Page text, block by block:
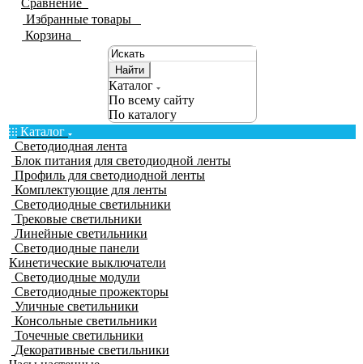
Сравнение
Избранные товары
Корзина
Найти
Каталог
По всему сайту
По каталогу
Каталог
Светодиодная лента
Блок питания для светодиодной ленты
Профиль для светодиодной ленты
Комплектующие для ленты
Светодиодные светильники
Трековые светильники
Линейные светильники
Светодиодные панели
Кинетические выключатели
Светодиодные модули
Светодиодные прожекторы
Уличные светильники
Консольные светильники
Точечные светильники
Декоративные светильники